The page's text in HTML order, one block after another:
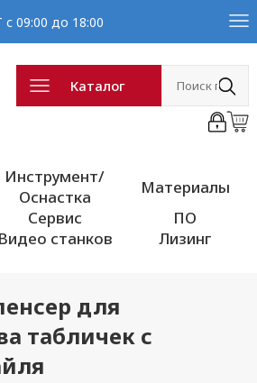
09:00 до 18:00
Каталог
Инструмент/
Оснастка
Материалы
Сервис
ПО
Видео станков Лизинг
для
табличек с